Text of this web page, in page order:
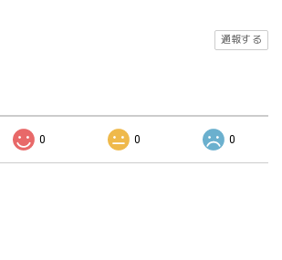
通報する
0 0 0